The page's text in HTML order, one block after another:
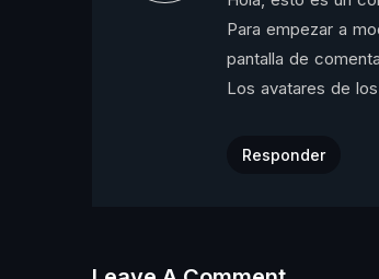
Para empezar a
pantalla de
Los avatares de
Responder